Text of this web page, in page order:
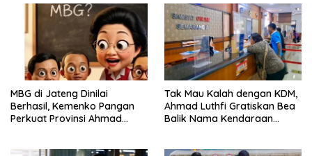
MBG di Jateng Dinilai
Berhasil, Kemenko Pangan
Perkuat Provinsi Ahmad
Tak Mau Kalah dengan KDM,
Ahmad Luthfi Gratiskan Bea
Balik Nama Kendaraan